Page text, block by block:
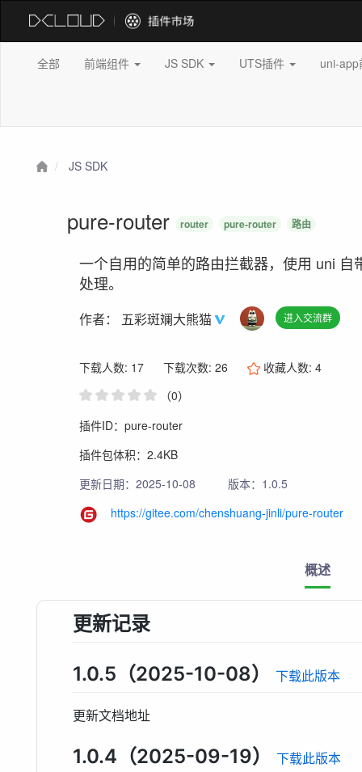
全部 前端组件 JS SDK UTS插件 uni-
JS SDK
pure-router router pure-router 路由
一个自用的简单的路由拦截器，使用 uni
处理。
作者： 五彩斑斓大熊猫 进入交流群
下载人数: 17 下载次数: 26 收藏人数:4
（0）
插件ID：pure-router
插件包体积：2.4KB
更新日期：2025-10-08
版本：1.0.5
https://gitee.com/chenshuang-jinli/pure-router
概述
更新记录
1.0.5（2025-10-08） 下载此版本
更新文档地址
1.0.4（2025-09-19） 下载此版本